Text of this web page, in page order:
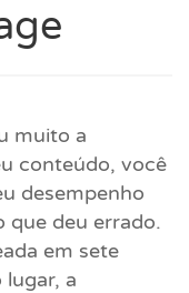
muito a
conteúdo, você
desempenho
que deu errado.
em sete
a